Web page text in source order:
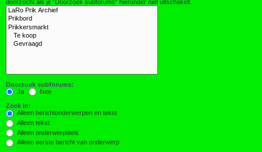
doorzocht als je “Doorzoek subforums“ hieronder niet uitschakelt.
Doorzoek subforums:
Ja
Nee
Zoek in:
Alleen berichtonderwerpen en tekst
Alleen tekst
Alleen onderwerptitels
Alleen eerste bericht van onderwerp